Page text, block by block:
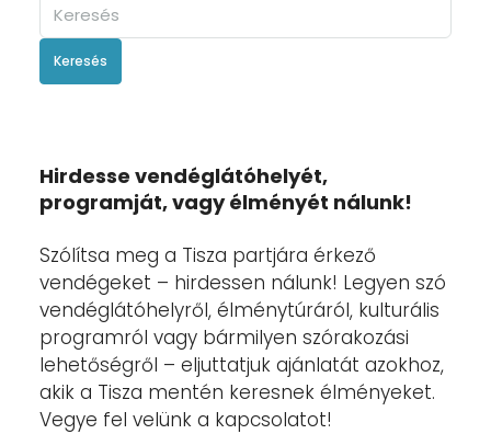
Keresés
Hirdesse vendéglátóhelyét,
programját, vagy élményét nálunk!
Szólítsa meg a Tisza partjára érkező
vendégeket – hirdessen nálunk! Legyen szó
vendéglátóhelyről, élménytúráról, kulturális
programról vagy bármilyen szórakozási
lehetőségről – eljuttatjuk ajánlatát azokhoz,
akik a Tisza mentén keresnek élményeket.
Vegye fel velünk a kapcsolatot!